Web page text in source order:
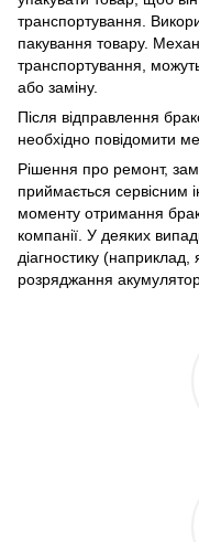
транспортування.
пакування товару.
транспортування,
або заміну.
Після відправлення
необхідно повідомити
Рішення про ремонт,
приймається сервісним
моменту отримання
компанії. У деяких
діагностику
розряджання